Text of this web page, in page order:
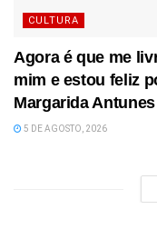
CULTURA
Agora é que me
mim e estou feliz
Margarida Antunes
5 DE AGOSTO, 2026